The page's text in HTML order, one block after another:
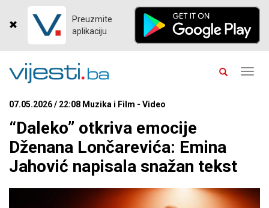
Preuzmite
aplikaciju
07.05.2026 / 22:08 Muzika i Film - Video
“Daleko” otkriva emocije
Dženana Lončarevića: Emina
Jahović napisala snažan tekst